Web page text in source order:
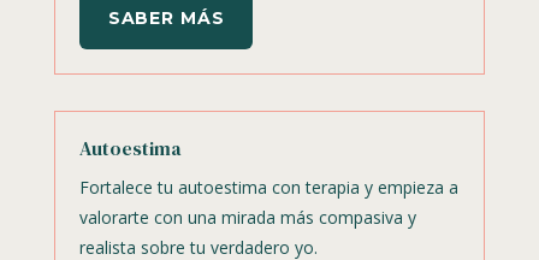
SABER MÁS
Autoestima
Fortalece tu autoestima con terapia y empieza a
valorarte con una mirada más compasiva y
realista sobre tu verdadero yo.